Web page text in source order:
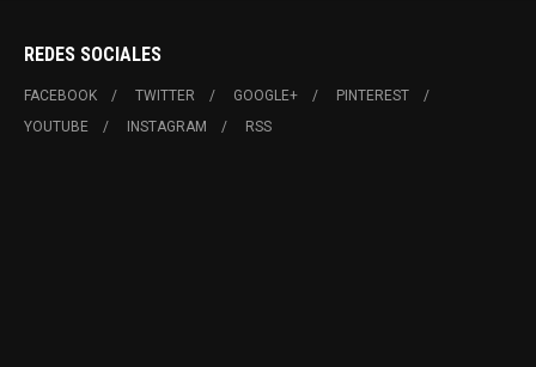
REDES SOCIALES
FACEBOOK TWITTER GOOGLE+
PINTEREST
YOUTUBE
INSTAGRAM RSS